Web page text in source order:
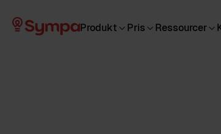
Produkt Pris Ressourcer